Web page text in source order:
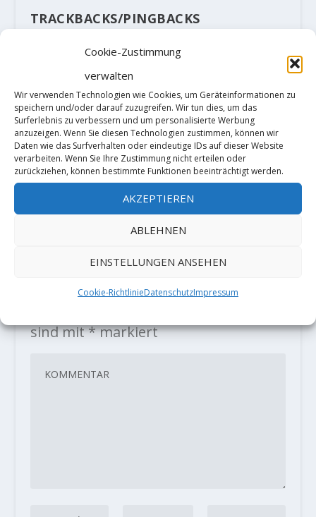
Cookie-Zustimmung
verwalten
Wir verwenden Technologien wie Cookies, um Geräteinformationen zu
speichern und/oder darauf zuzugreifen. Wir tun dies, um das
Surferlebnis zu verbessern und um personalisierte Werbung
anzuzeigen. Wenn Sie diesen Technologien zustimmen, können wir
Daten wie das Surfverhalten oder eindeutige IDs auf dieser Website
verarbeiten. Wenn Sie Ihre Zustimmung nicht erteilen oder
zurückziehen, können bestimmte Funktionen beeinträchtigt werden.
AKZEPTIEREN
ABLEHNEN
EINSTELLUNGEN ANSEHEN
Cookie-RichtlinieDatenschutzImpressum
TRACKBACKS/PINGBACKS
Neues vom Klettergebiet Holzberg
in den Hohburger Bergen –
Bergfilmfestival am Gaudlitzberg
2019 – Der Kletterblock- […]
Klettergebiet Holzberg in den
Hohburger Bergen in
Nordsachsen ist in Gefahr, wir
berichteten. Nun gab es beim
Deine E-Mail-Adresse wird nicht
sind mit*markiert